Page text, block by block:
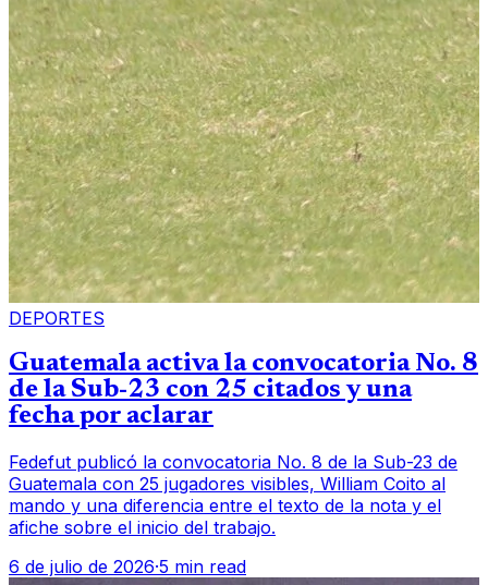
DEPORTES
Guatemala activa la convocatoria No. 8
de la Sub-23 con 25 citados y una
fecha por aclarar
Fedefut publicó la convocatoria No. 8 de la Sub-23 de
Guatemala con 25 jugadores visibles, William Coito al
mando y una diferencia entre el texto de la nota y el
afiche sobre el inicio del trabajo.
6 de julio de 2026·5 min read